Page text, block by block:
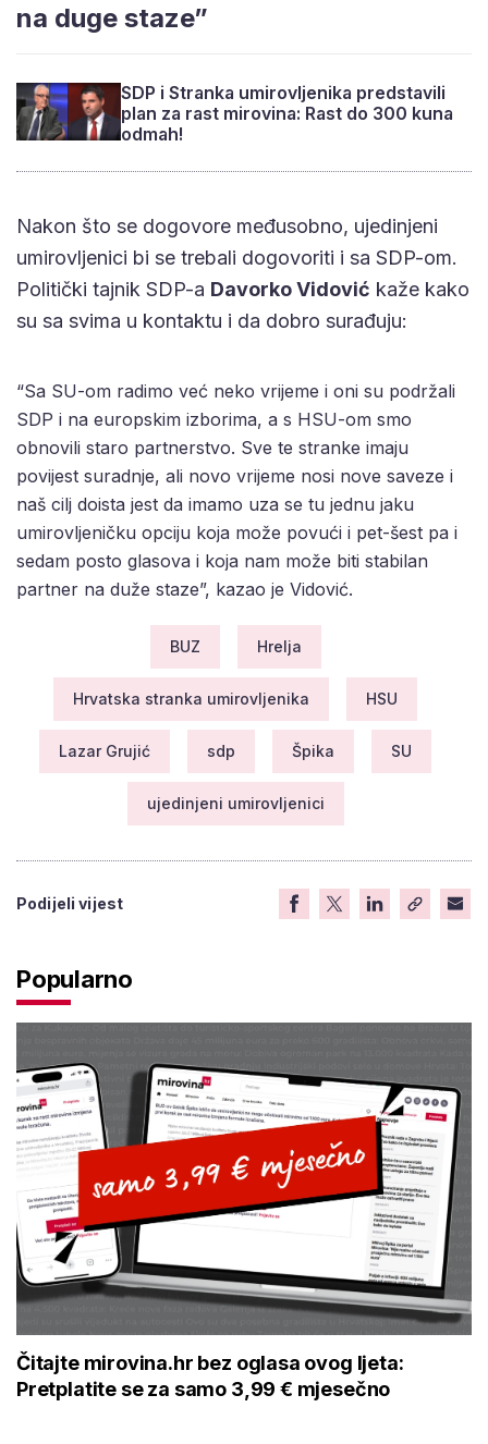
na duge staze”
SDP i Stranka umirovljenika predstavili
plan za rast mirovina: Rast do 300 kuna
odmah!
Nakon što se dogovore međusobno, ujedinjeni
umirovljenici bi se trebali dogovoriti i sa SDP-om.
Politički tajnik SDP-a Davorko Vidović kaže kako
su sa svima u kontaktu i da dobro surađuju:
“Sa SU-om radimo već neko vrijeme i oni su podržali
SDP i na europskim izborima, a s HSU-om smo
obnovili staro partnerstvo. Sve te stranke imaju
povijest suradnje, ali novo vrijeme nosi nove saveze i
naš cilj doista jest da imamo uza se tu jednu jaku
umirovljeničku opciju koja može povući i pet-šest pa i
sedam posto glasova i koja nam može biti stabilan
partner na duže staze”, kazao je Vidović.
BUZ Hrelja
Hrvatska stranka umirovljenika HSU
Lazar Grujić sdp Špika SU
ujedinjeni umirovljenici
Podijeli vijest
Popularno
Čitajte mirovina.hr bez oglasa ovog ljeta:
Pretplatite se za samo 3,99 € mjesečno